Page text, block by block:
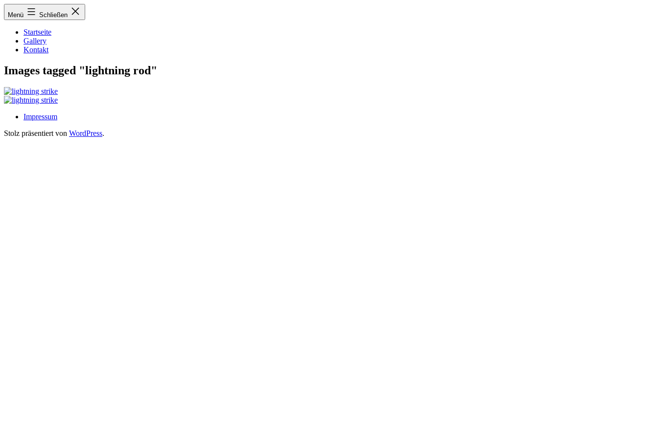
Zum
Inhalt
Menü Schließen
Startseite
Gallery
Kontakt
Images tagged "lightning rod"
Impressum
Stolz präsentiert von WordPress.